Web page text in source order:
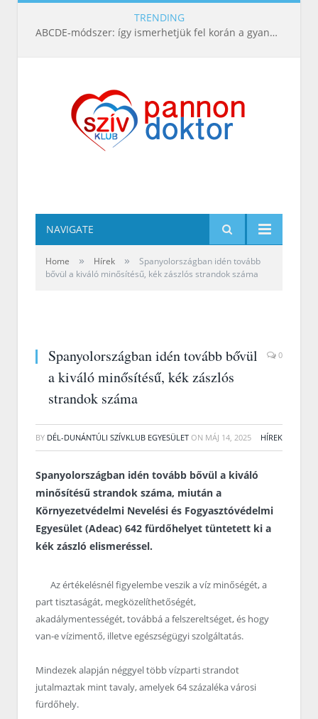
TRENDING
ABCDE‑módszer: így ismerhetjük fel korán a gyanús bőrelváltozásokat
NAVIGATE
Home » Hírek »
Spanyolországban idén tovább
bővül a kiváló minősítésű, kék zászlós strandok száma
Spanyolországban idén tovább bővül
a kiváló minősítésű, kék zászlós
strandok száma
0
BY DÉL-DUNÁNTÚLI SZÍVKLUB EGYESÜLET ON MÁJ 14, 2025 HÍREK
Spanyolországban idén tovább bővül a kiváló
minősítésű strandok száma, miután a
Környezetvédelmi Nevelési és Fogyasztóvédelmi
Egyesület (Adeac) 642 fürdőhelyet tüntetett ki a
kék zászló elismeréssel.
Az értékelésnél figyelembe veszik a víz minőségét, a
part tisztaságát, megközelíthetőségét,
akadálymentességét, továbbá a felszereltséget, és hogy
van-e vízimentő, illetve egészségügyi szolgáltatás.
Mindezek alapján néggyel több vízparti strandot
jutalmaztak mint tavaly, amelyek 64 százaléka városi
fürdőhely.